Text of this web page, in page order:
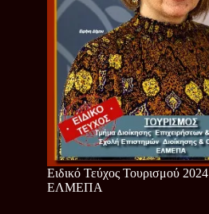
Ειδικό Τεύχος Τουρισμού 2024 |
ΕΛΜΕΠΑ